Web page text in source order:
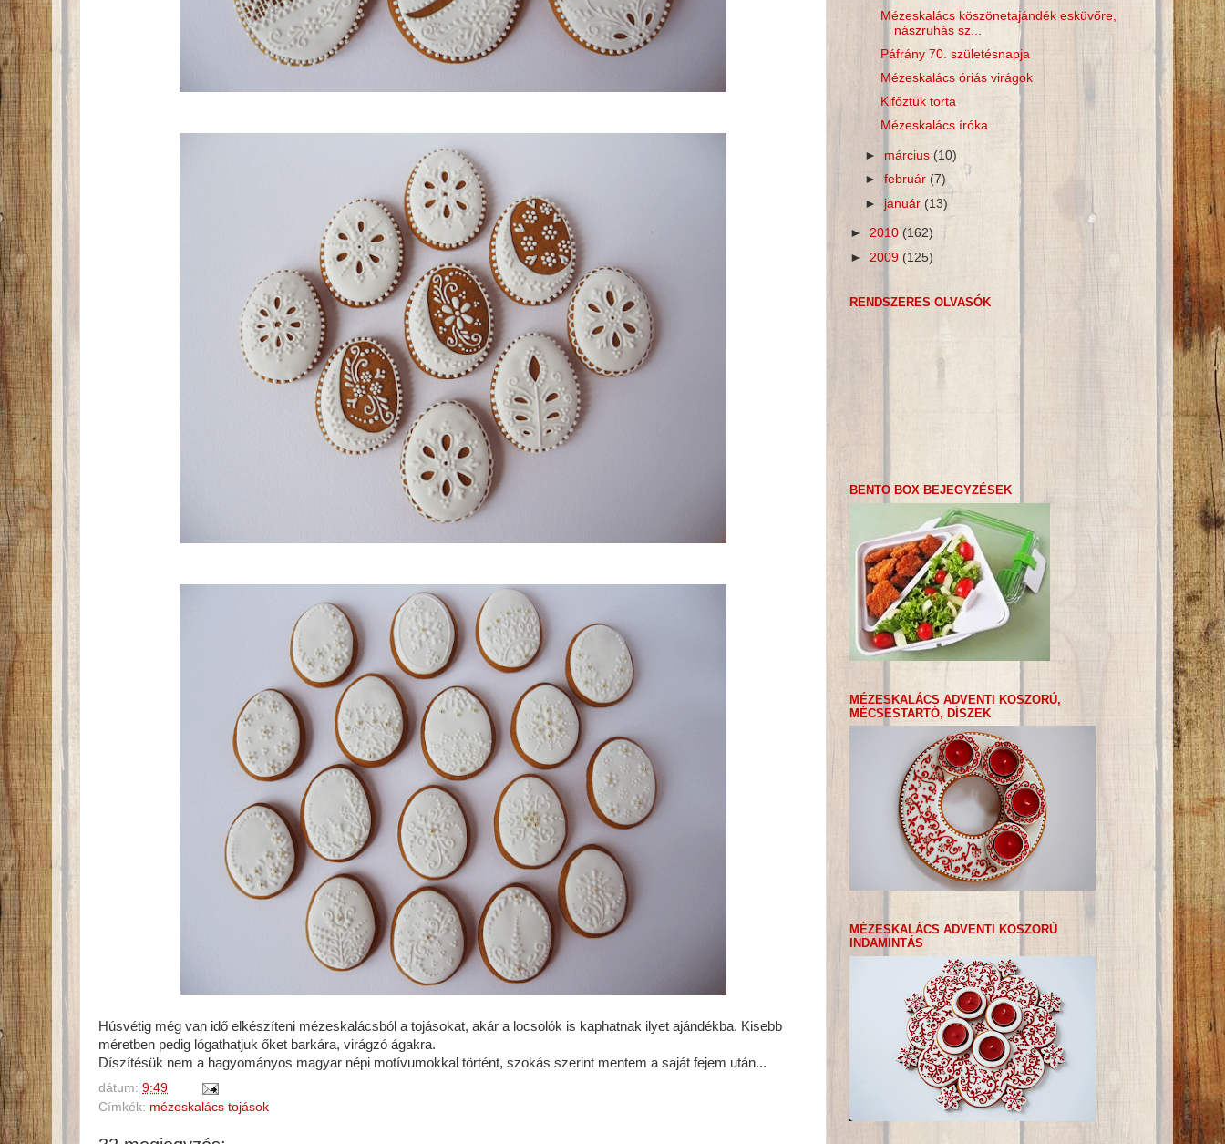
Húsvétig még van idő elkészíteni mézeskalácsból a tojásokat, akár a locsolók is kaphatnak ilyet ajándékba. Kisebb
méretben pedig lógathatjuk őket barkára, virágzó ágakra.
Díszítésük nem a hagyományos magyar népi motívumokkal történt, szokás szerint mentem a saját fejem után...
dátum: 9:49
Címkék: mézeskalács tojások
Mézeskalács köszönetajándék esküvőre,
nászruhás sz...
Páfrány 70. születésnapja
Mézeskalács óriás virágok
Kifőztük torta
Mézeskalács íróka
► március(10)
►február (7)
► január (13)
► 2010 (162)
► 2009 (125)
RENDSZERES OLVASÓK
BENTO BOX BEJEGYZÉSEK
MÉZESKALÁCS ADVENTI KOSZORÚ,
MÉCSESTARTÓ, DÍSZEK
MÉZESKALÁCS ADVENTI KOSZORÚ
INDAMINTÁS